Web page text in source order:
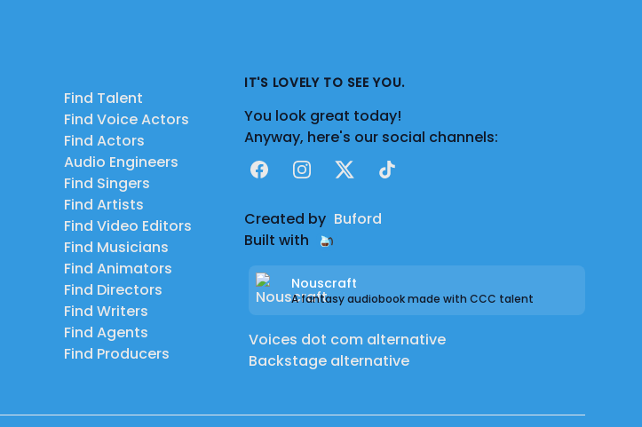
Find Talent
Find Voice Actors
Find Actors
Audio Engineers
Find Singers
Find Artists
Find Video Editors
Find Musicians
Find Animators
Find Directors
Find Writers
Find Agents
Find Producers
IT'S LOVELY TO SEE YOU.
You look great today!
Anyway, here's our social channels:
FacebookInstagram
X TikTok
Created by Buford
Built with
Nouscraft
A fantasy audiobook made with CCC talent
Voices dot com alternative
Backstage alternative